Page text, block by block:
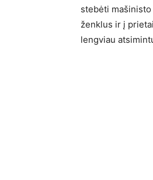
stebėti
ženklus ir į
lengviau